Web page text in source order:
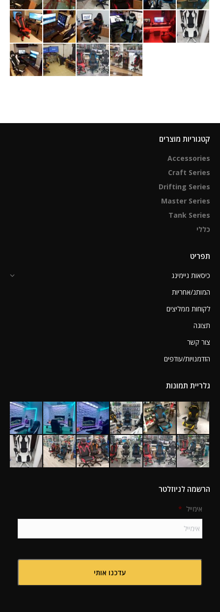
קטגוריות מוצרים
Accessories
Craft Series
Drifting Series
Master Series
Tank Series
כללי
תפריט
כיסאות גיימינג
המותג/אחריות
לקוחות ממליצים
תצוגה
צור קשר
הזדמנויות/עודפים
גלריית תמונות
הרשמה לניוזלטר
אימייל *